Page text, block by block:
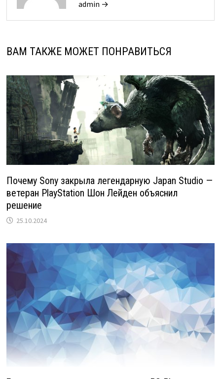
admin →
ВАМ ТАКЖЕ МОЖЕТ ПОНРАВИТЬСЯ
Почему Sony закрыла легендарную Japan Studio —
ветеран PlayStation Шон Лейден объяснил
решение
25.10.2024